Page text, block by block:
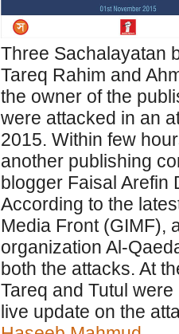
Three Sachalayatan
Tareq Rahim and
the owner of the
were attacked in an
2015. Within few
another publishing
blogger Faisal Arefin
According to the
Media Front (GIMF),
organization Al-
both the attacks. At
Tareq and Tutul
live update on the